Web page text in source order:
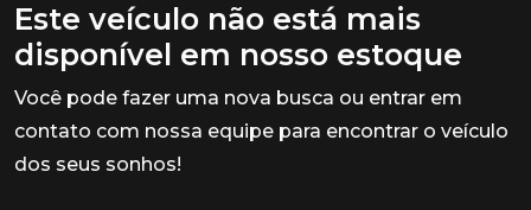
Este veículo não está mais
disponível em nosso estoque
Você pode fazer uma nova busca ou entrar em
contato com nossa equipe para encontrar o veículo
dos seus sonhos!